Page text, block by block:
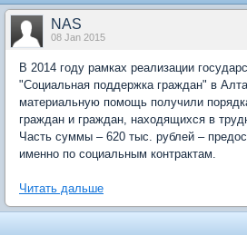
NAS
08 Jan 2015
В 2014 году рамках реализации
"Социальная поддержка граждан" в
материальную помощь получили
граждан и граждан, находящихся в
Часть суммы – 620 тыс. рублей –
именно по социальным контрактам.
Читать дальше